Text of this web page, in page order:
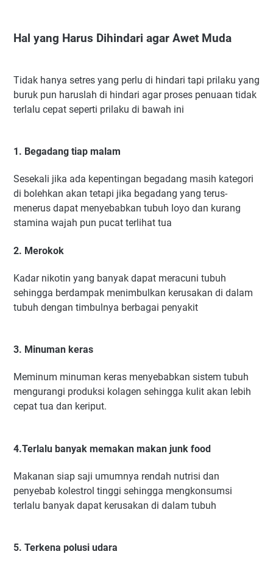
Hal yang Harus Dihindari agar Awet Muda
Tidak hanya setres yang perlu di hindari tapi prilaku yang
buruk pun haruslah di hindari agar proses penuaan tidak
terlalu cepat seperti prilaku di bawah ini
1. Begadang tiap malam
Sesekali jika ada kepentingan begadang masih kategori
di bolehkan akan tetapi jika begadang yang terus-
menerus dapat menyebabkan tubuh loyo dan kurang
stamina wajah pun pucat terlihat tua
2. Merokok
Kadar nikotin yang banyak dapat meracuni tubuh
sehingga berdampak menimbulkan kerusakan di dalam
tubuh dengan timbulnya berbagai penyakit
3. Minuman keras
Meminum minuman keras menyebabkan sistem tubuh
mengurangi produksi kolagen sehingga kulit akan lebih
cepat tua dan keriput.
4.Terlalu banyak memakan makan junk food
Makanan siap saji umumnya rendah nutrisi dan
penyebab kolestrol tinggi sehingga mengkonsumsi
terlalu banyak dapat kerusakan di dalam tubuh
5. Terkena polusi udara